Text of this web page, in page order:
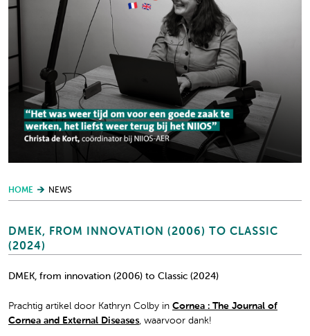
HOME NEWS
DMEK, FROM INNOVATION (2006) TO CLASSIC
(2024)
DMEK, from innovation (2006) to Classic (2024)
Prachtig artikel door Kathryn Colby in Cornea : The Journal of
Cornea and External Diseases , waarvoor dank!